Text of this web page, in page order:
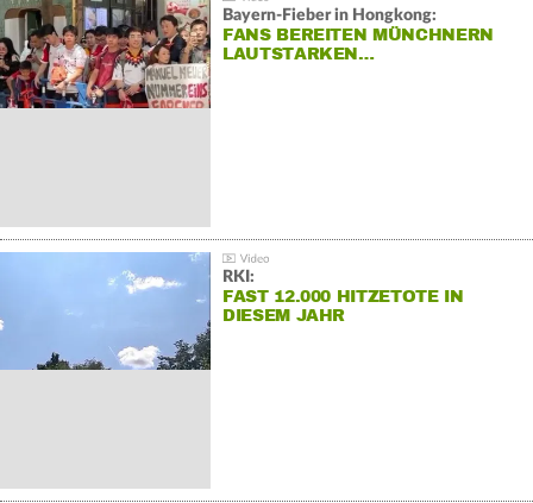
Bayern-Fieber in Hongkong:
FANS BEREITEN MÜNCHNERN
LAUTSTARKEN…
RKI:
FAST 12.000 HITZETOTE IN
DIESEM JAHR